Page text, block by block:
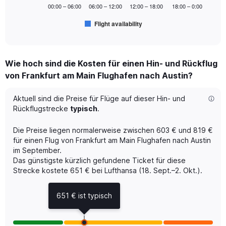
Range:
6
The
chart
has
Y
axis
displaying
Number
of
9.
Flight availability
00:00 – 06:00 06:00 – 12:00 12:00 – 18:00 18:00 – 0:00
Wie hoch sind die Kosten für einen Hin- und Rückflug
von Frankfurt am Main Flughafen nach Austin?
Aktuell sind die Preise für Flüge auf dieser Hin- und
Rückflugstrecke typisch.
Die Preise liegen normalerweise zwischen 603 € und 819 €
für einen Flug von Frankfurt am Main Flughafen nach Austin
im September.
Das günstigste kürzlich gefundene Ticket für diese
Strecke kostete 651 € bei Lufthansa (18. Sept.–2. Okt.).
651 € ist typisch